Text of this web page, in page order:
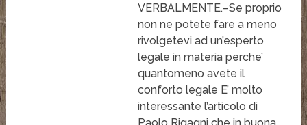
VERBALMENTE.–Se proprio
non ne potete fare a meno
rivolgetevi ad un’esperto
legale in materia perche’
quantomeno avete il
conforto legale E’ molto
interessante l’articolo di
Paolo Rigagni che in buona